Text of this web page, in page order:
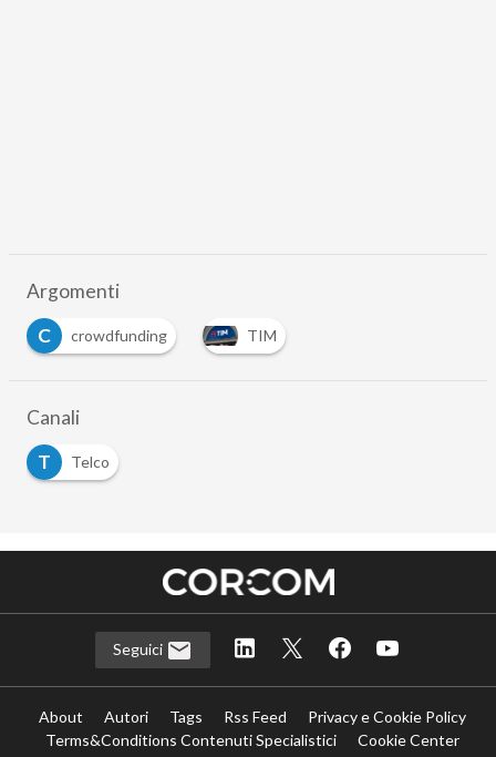
Argomenti
C
crowdfunding TIM
Canali
T
Telco
Seguici
About Autori Tags Rss Feed
Privacy e Cookie Policy
Terms&Conditions Contenuti Specialistici
Cookie Center